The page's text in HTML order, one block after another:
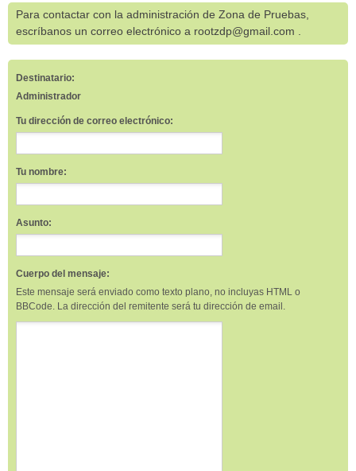
Para contactar con la administración de Zona de Pruebas,
escríbanos un correo electrónico a rootzdp@gmail.com .
Destinatario:
Administrador
Tu dirección de correo electrónico:
Tu nombre:
Asunto:
Cuerpo del mensaje:
Este mensaje será enviado como texto plano, no incluyas HTML o
BBCode. La dirección del remitente será tu dirección de email.